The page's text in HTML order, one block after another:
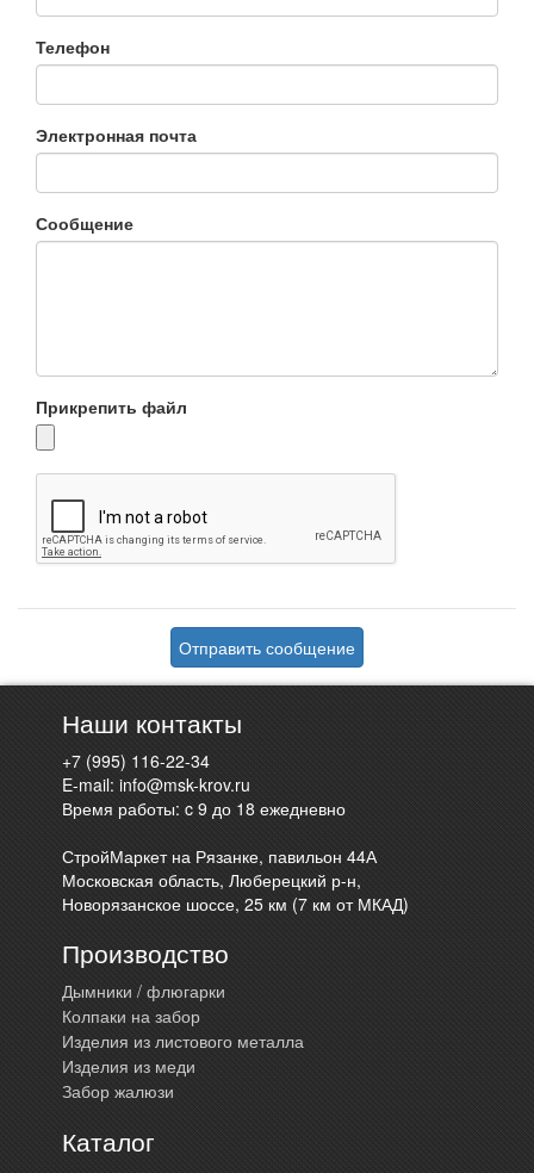
Телефон
Электронная почта
Сообщение
Прикрепить файл
Отправить сообщение
Наши контакты
+7 (995) 116-22-34
E-mail:info@msk-krov.ru
Время работы: c 9 до 18 ежедневно
СтройМаркет на Рязанке, павильон 44А
Московская область, Люберецкий р-н,
Новорязанское шоссе, 25 км (7 км от МКАД)
Производство
Дымники / флюгарки
Колпаки на забор
Изделия из листового металла
Изделия из меди
Забор жалюзи
Каталог